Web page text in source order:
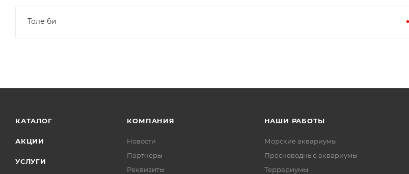
Толе би
КАТАЛОГ
АКЦИИ
УСЛУГИ
КОМПАНИЯ
Новости
Партнеры
Реквизиты
НАШИ РАБОТЫ
Морские аквариумы
Пресноводные аквариумы
Террариумы